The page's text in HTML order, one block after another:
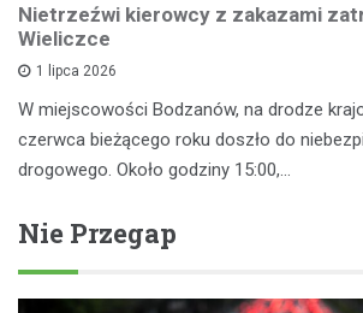
Nietrzeźwi kierowcy z zakazami
Wieliczce
1 lipca 2026
W miejscowości Bodzanów, na drodze
czerwca bieżącego roku doszło do
drogowego. Około godziny 15:00,…
Nie Przegap